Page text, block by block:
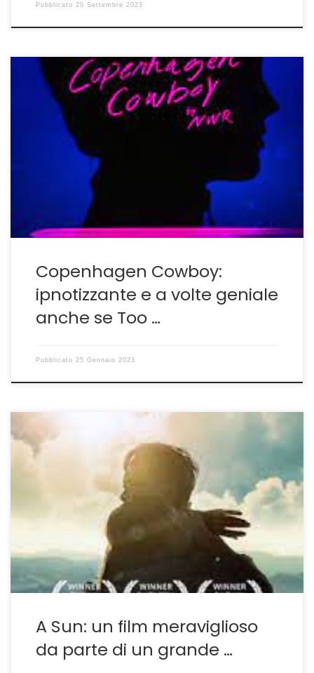
Pubblicato 20 Settembre 2023
Il ritorno di #NWR tra narcisismo e alta qualità Per
restare in tema di autoreferenzialità dopo il discusso
Bardo di Inárritu-Bardo: il non luogo di Iñárritu dove
l’onirico stanca e l’eccesso di narcismo soffoca le
intuizioni– ecco un altro esempio di cinema-che sia una
serie tv distribuita da Netflix poco […]
Copenhagen Cowboy:
ipnotizzante e a volte geniale
anche se Too …
Pubblicato 25 Gennaio 2023
Una affascinante lezione di cinema MALEDETTA l’epoca
del covid che ha fatto anche morti virtuali e tra essi
film importanti che non sono stati distribuiti e si sono
perduti nei gironi dei tutti eguali e senza alcuna
gerarchia qualitativa delle piattaforme streaming.
Netflix ha avuto il merito di inserire A […]
A Sun: un film meraviglioso
da parte di un grande …